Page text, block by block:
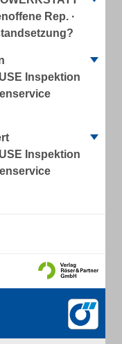
Rep. ·
Inspektion
Inspektion